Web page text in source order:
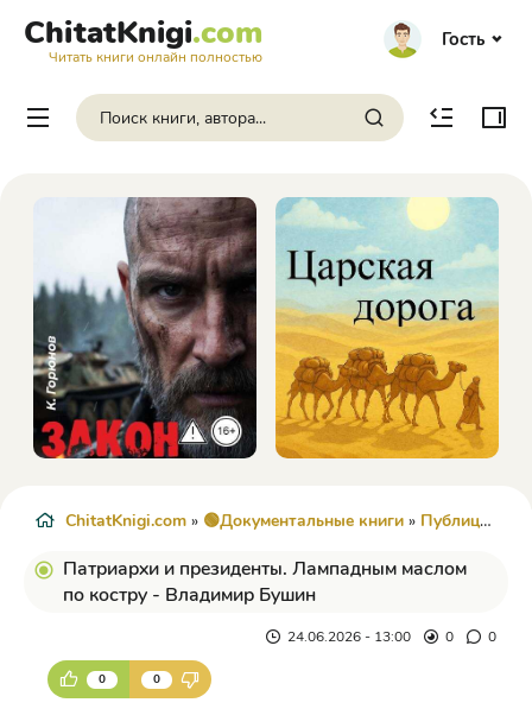
ChitatKnigi.com
Читать книги онлайн полностью
Гость
ChitatKnigi.com » 🟢Документальные книги » Публицистика
Патриархи и президенты. Лампадным маслом
по костру - Владимир Бушин
24.06.2026 - 13:00 0 0
0 0